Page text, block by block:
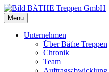
Menu
Unternehmen
Über Bäthe Treppen
Chronik
Team
Auftragsabwicklung